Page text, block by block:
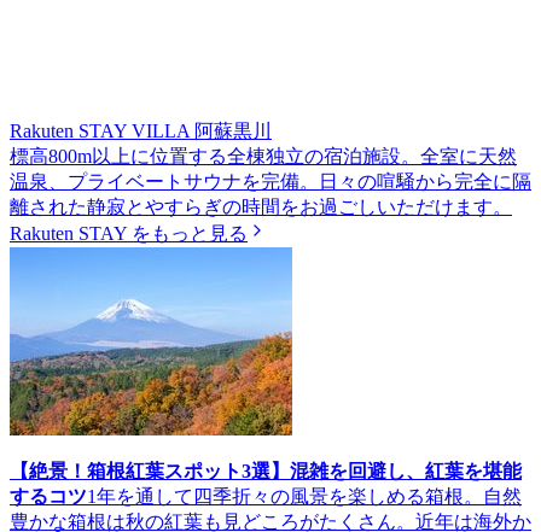
Rakuten STAY VILLA 阿蘇黒川
標高800m以上に位置する全棟独立の宿泊施設。全室に天然
温泉、プライベートサウナを完備。日々の喧騒から完全に隔
離された静寂とやすらぎの時間をお過ごしいただけます。
Rakuten STAY をもっと見る
【絶景！箱根紅葉スポット3選】混雑を回避し、紅葉を堪能
するコツ1年を通して四季折々の風景を楽しめる箱根。自然
豊かな箱根は秋の紅葉も見どころがたくさん。近年は海外か